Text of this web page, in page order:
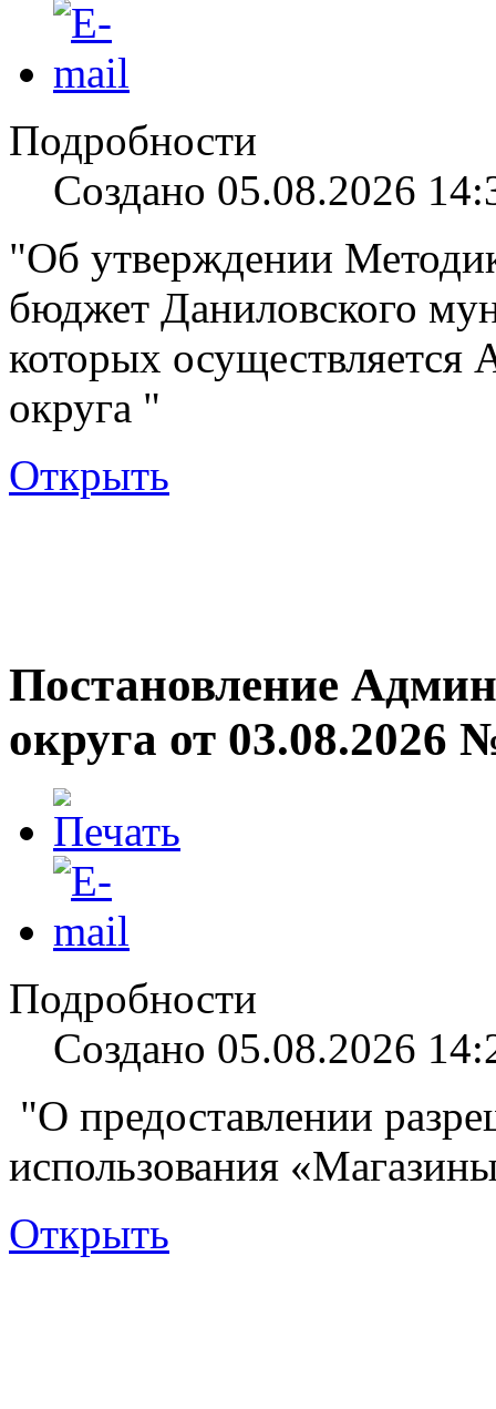
Подробности
Создано 05.08.2026
"Об утверждении
бюджет Даниловского
которых
округа "
Открыть
Постановление
округа от 03.08.2026
Подробности
Создано 05.08.2026
"О предоставлении
использования
Открыть